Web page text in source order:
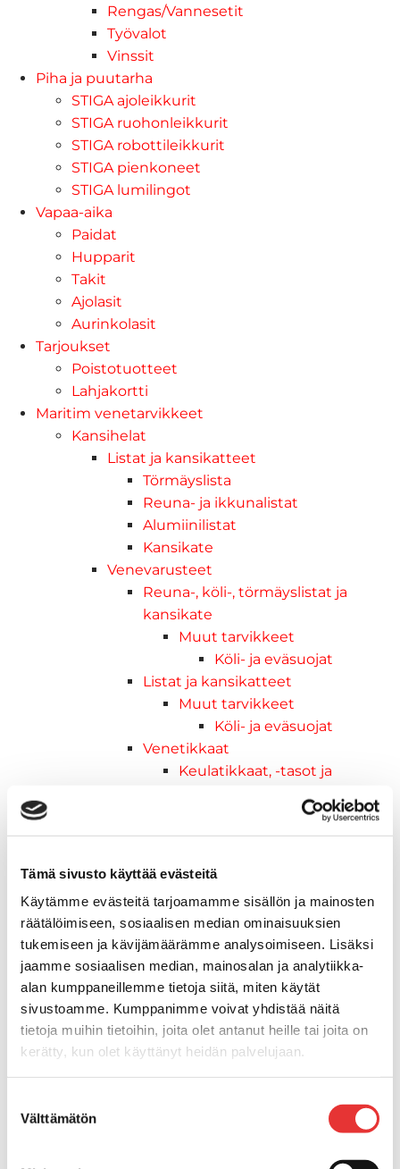
Tämä sivusto käyttää evästeitä
Käytämme evästeitä tarjoamamme sisällön ja mainosten
räätälöimiseen, sosiaalisen median ominaisuuksien
tukemiseen ja kävijämäärämme analysoimiseen. Lisäksi
jaamme sosiaalisen median, mainosalan ja analytiikka-
alan kumppaneillemme tietoja siitä, miten käytät
sivustoamme. Kumppanimme voivat yhdistää näitä
tietoja muihin tietoihin, joita olet antanut heille tai joita on
kerätty, kun olet käyttänyt heidän palvelujaan.
valinta
Välttämätön
Rengas/Vannesetit
Työvalot
Vinssit
Piha ja puutarha
STIGA ajoleikkurit
STIGA ruohonleikkurit
STIGA robottileikkurit
STIGA pienkoneet
STIGA lumilingot
Vapaa-aika
Paidat
Hupparit
Takit
Ajolasit
Aurinkolasit
Tarjoukset
Poistotuotteet
Lahjakortti
Maritim venetarvikkeet
Kansihelat
Listat ja kansikatteet
Törmäyslista
Reuna- ja ikkunalistat
Alumiinilistat
Kansikate
Venevarusteet
Reuna-, köli-, törmäyslistat ja
kansikate
Muut tarvikkeet
Köli- ja eväsuojat
Listat ja kansikatteet
Muut tarvikkeet
Köli- ja eväsuojat
Venetikkaat
Keulatikkaat, -tasot ja
Kasettitikkaat
Keulatikkaat
Muut tarvikkeet
Kaidevaijerit, -verkot ja
päätehelat
Keulatikkaat, -tasot ja
varusteet
Keulakaiteet ja
kaidepylväät
Kansiluukut, ikkunat ja verhot
Luukut, hyttysverkot ja
rullaverhot